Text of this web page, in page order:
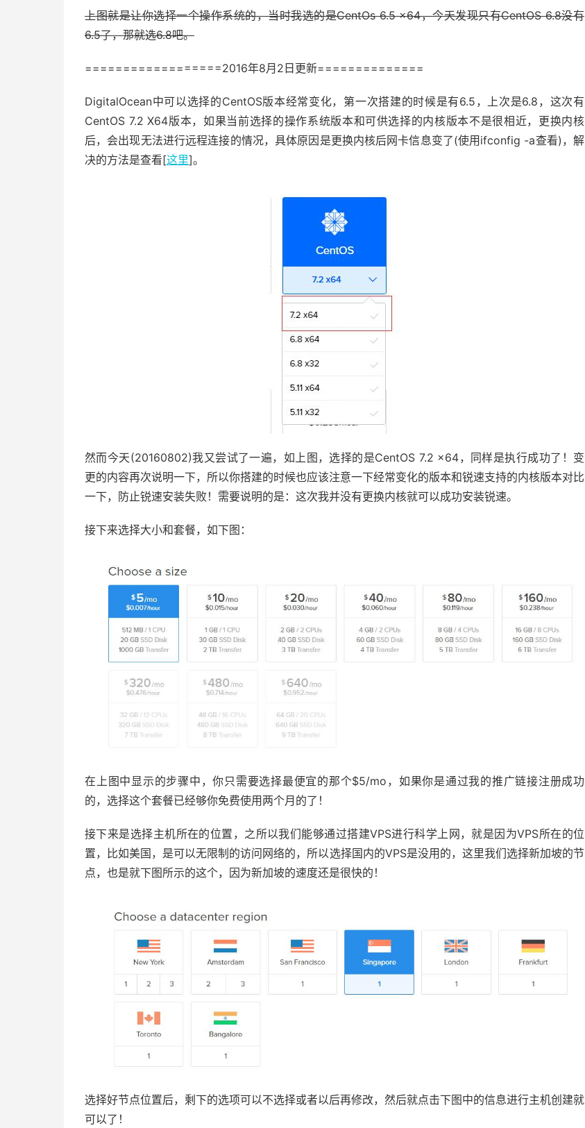
上图就是让你选择一个操作系统的，当时我选的是CentOs 6.5 x64，今天发现只有CentOS 6.8没有
6.5了，那就选6.8吧。
==================2016年8月2日更新==============
DigitalOcean中可以选择的CentOS版本经常变化，第一次搭建的时候是有6.5，上次是6.8，这次有
CentOS 7.2 X64版本，如果当前选择的操作系统版本和可供选择的内核版本不是很相近，更换内核
后，会出现无法进行远程连接的情况，具体原因是更换内核后网卡信息变了(使用ifconfig -a查看)，解
决的方法是查看[这里]。
然而今天(20160802)我又尝试了一遍，如上图，选择的是CentOS 7.2 x64，同样是执行成功了！变
更的内容再次说明一下，所以你搭建的时候也应该注意一下经常变化的版本和锐速支持的内核版本对比
一下，防止锐速安装失败！需要说明的是：这次我并没有更换内核就可以成功安装锐速。
接下来选择大小和套餐，如下图：
在上图中显示的步骤中，你只需要选择最便宜的那个$5/mo，如果你是通过我的推广链接注册成功
的，选择这个套餐已经够你免费使用两个月的了！
接下来是选择主机所在的位置，之所以我们能够通过搭建VPS进行科学上网，就是因为VPS所在的位
置，比如美国，是可以无限制的访问网络的，所以选择国内的VPS是没用的，这里我们选择新加坡的节
点，也是就下图所示的这个，因为新加坡的速度还是很快的！
选择好节点位置后，剩下的选项可以不选择或者以后再修改，然后就点击下图中的信息进行主机创建就
可以了！